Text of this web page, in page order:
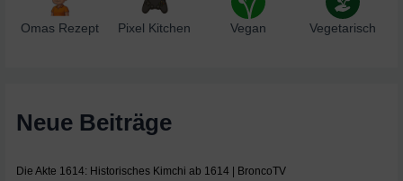
Omas Rezept Pixel Kitchen Vegan Vegetarisch
Neue Beiträge
Die Akte 1614: Historisches Kimchi ab 1614 | BroncoTV